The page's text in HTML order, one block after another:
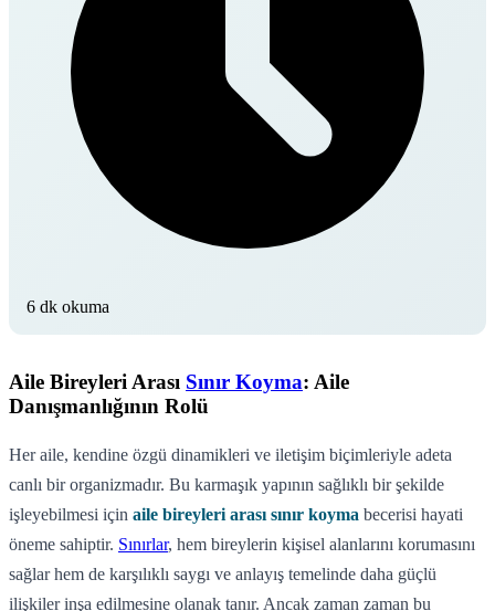
6 dk okuma
Aile Bireyleri Arası Sınır Koyma: Aile
Danışmanlığının Rolü
Her aile, kendine özgü dinamikleri ve iletişim biçimleriyle adeta
canlı bir organizmadır. Bu karmaşık yapının sağlıklı bir şekilde
işleyebilmesi için aile bireyleri arası sınır koyma becerisi hayati
öneme sahiptir. Sınırlar, hem bireylerin kişisel alanlarını korumasını
sağlar hem de karşılıklı saygı ve anlayış temelinde daha güçlü
ilişkiler inşa edilmesine olanak tanır. Ancak zaman zaman bu